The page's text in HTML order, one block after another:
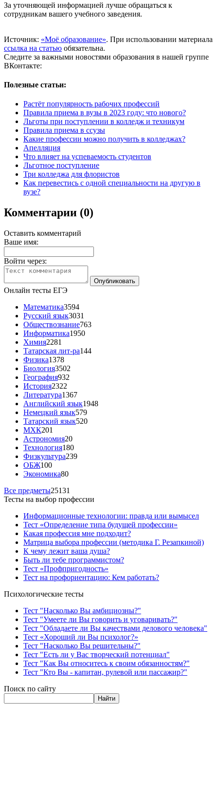
За уточняющей информацией лучше обращаться к
сотрудникам вашего учебного заведения.
Источник: «Моё образование». При использовании материала
ссылка на статью обязательна.
Следите за важными новостями образования в нашей группе
ВКонтакте:
Полезные статьи:
Растёт популярность рабочих профессий
Правила приема в вузы в 2023 году: что нового?
Льготы при поступлении в колледж и техникум
Правила приема в ссузы
Какие профессии можно получить в колледжах?
Апелляция
Что влияет на успеваемость студентов
Льготное поступление
Три колледжа для флористов
Как перевестись с одной специальности на другую в
вузе?
Комментарии (0)
Оставить комментарий
Ваше имя:
Войти через:
Онлайн тесты ЕГЭ
Математика3594
Русский язык3031
Обществознание763
Информатика1950
Химия2281
Татарская лит-ра144
Физика1378
Биология3502
География932
История2322
Литература1367
Английский язык1948
Немецкий язык579
Татарский язык520
МХК201
Астрономия20
Технология180
Физкультура239
ОБЖ100
Экономика80
Все предметы25131
Тесты на выбор профессии
Информационные технологии: правда или вымысел
Тест «Определение типа будущей профессии»
Какая профессия мне подходит?
Матрица выбора профессии (методика Г. Резапкиной)
К чему лежит ваша душа?
Быть ли тебе программистом?
Тест «Профпригодность»
Тест на профориентацию: Кем работать?
Психологические тесты
Тест "Насколько Вы амбициозны?"
Тест "Умеете ли Вы говорить и уговаривать?"
Тест "Обладаете ли Вы качествами делового человека"
Тест «Хороший ли Вы психолог?»
Тест "Насколько Вы решительны?"
Тест "Есть ли у Вас творческий потенциал"
Тест "Как Вы относитесь к своим обязанностям?"
Тест "Кто Вы - капитан, рулевой или пассажир?"
Поиск по сайту
Найти